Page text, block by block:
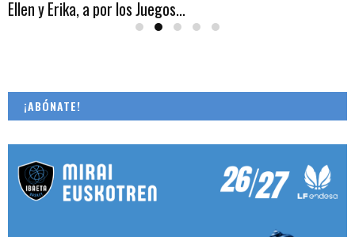
Ellen y Erika, a por los Juegos...
¡ABÓNATE!